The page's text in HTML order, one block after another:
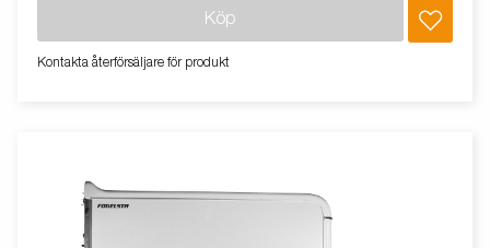
i- och ur-lastning. Vagnen på bilden kan vara extrautrustad.
Köp
Kontakta återförsäljare för produkt